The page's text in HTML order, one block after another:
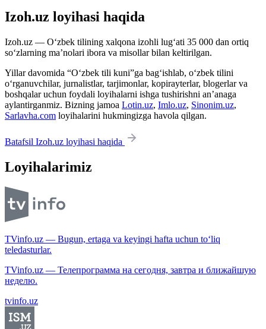
Izoh.uz loyihasi haqida
Izoh.uz — O‘zbek tilining xalqona izohli lug‘ati 35 000 dan ortiq
so‘zlarning ma’nolari ibora va misollar bilan keltirilgan.
Yillar davomida “O‘zbek tili kuni”ga bag‘ishlab, o‘zbek tilini
o‘rganuvchilar, jurnalistlar, tarjimonlar, kopirayterlar, blogerlar va
boshqalar uchun foydali loyihalarni ishga tushirishni an’anaga
aylantirganmiz. Bizning jamoa Lotin.uz, Imlo.uz, Sinonim.uz,
Sarlavha.com loyihalarini hukmingizga havola qilgan.
Batafsil Izoh.uz loyihasi haqida
Loyihalarimiz
TVinfo.uz — Bugun, ertaga va keyingi hafta uchun to‘liq
teledasturlar.
TVinfo.uz — Телепрограмма на сегодня, завтра и ближайшую
неделю.
tvinfo.uz